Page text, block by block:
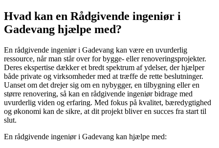
Hvad kan en Rådgivende ingeniør i
Gadevang hjælpe med?
En rådgivende ingeniør i Gadevang kan være en uvurderlig
ressource, når man står over for bygge- eller renoveringsprojekter.
Deres ekspertise dækker et bredt spektrum af ydelser, der hjælper
både private og virksomheder med at træffe de rette beslutninger.
Uanset om det drejer sig om en nybygger, en tilbygning eller en
større renovering, så kan en rådgivende ingeniør bidrage med
uvurderlig viden og erfaring. Med fokus på kvalitet, bæredygtighed
og økonomi kan de sikre, at dit projekt bliver en succes fra start til
slut.
En rådgivende ingeniør i Gadevang kan hjælpe med: